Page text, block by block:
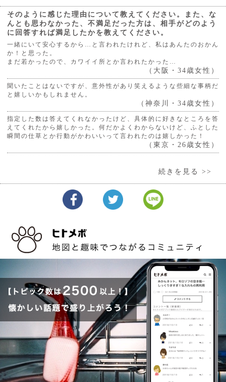
そのように感じた理由について教えてください。また、な
んとも思わなかった、不満足だった方は、相手がどのよう
に回答すれば満足したかを教えてください。
一緒にいて安心するから…と言われたけれど、私はあんたのおかん
か！と思った。
まだ若かったので、カワイイ所とか言われたかった…
（大阪・34歳女性）
聞いたことはないですが、意外性があり笑えるような些細な事柄だ
と嬉しいかもしれません。
（神奈川・34歳女性）
指定した数は答えてくれなかったけど、具体的に好きなところを答
えてくれたから嬉しかった。何だかよくわからないけど、ふとした
瞬間の仕草とか行動がかわいいって言われたのは嬉しかった！
（東京・26歳女性）
続きを見る >>